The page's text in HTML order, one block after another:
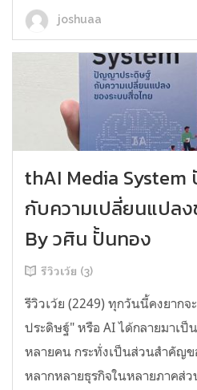
joshuaa
thAI Media
กับความเปลี่ยนแปล
By วศิน ปั้นทอง
รีวิวเว้ย (3)
รีวิวเว้ย (2249) ทุกวันนี้คงยาก
ประดิษฐ์" หรือ AI ได้กลายมาเ
หลายคน กระทั่งเป็นส่วนสำคัญข
หลากหลายธุรกิจในหลายภาคส่ว